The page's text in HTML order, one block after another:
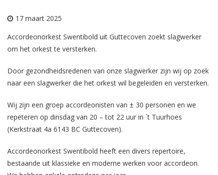
17 maart 2025
Accordeonorkest Swentibold uit Guttecoven zoekt slagwerker
om het orkest te versterken.
Door gezondheidsredenen van onze slagwerker zijn wij op zoek
naar een slagwerker die het orkest wil begeleiden en versterken.
Wij zijn een groep accordeonisten van ± 30 personen en we
repeteren op dinsdag van 20 – tot 22 uur in `t Tuurhoes
(Kerkstraat 4a 6143 BC Guttecoven).
Accordeonorkest Swentibold heeft een divers repertoire,
bestaande uit klassieke en moderne werken voor accordeon.